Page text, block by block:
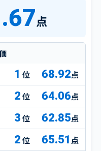
点
1 68.92点
2 64.06点
3 62.85点
2 65.51 点